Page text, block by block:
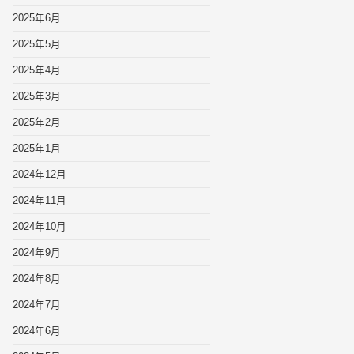
2025年6月
2025年5月
2025年4月
2025年3月
2025年2月
2025年1月
2024年12月
2024年11月
2024年10月
2024年9月
2024年8月
2024年7月
2024年6月